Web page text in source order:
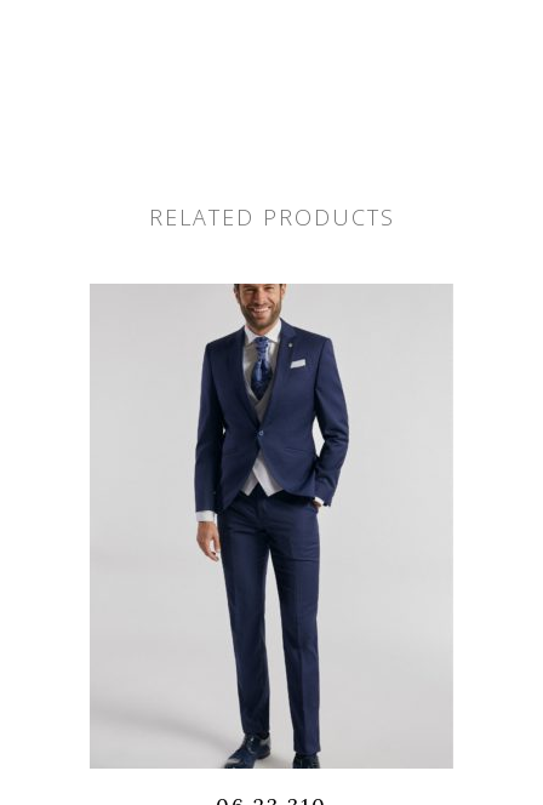
RELATED PRODUCTS